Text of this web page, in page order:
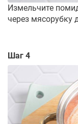
Измельчите
через мясорубку
Шаг 4